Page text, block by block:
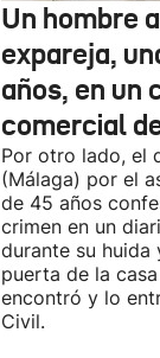
Un hombre
expareja,
años, en un
comercial
Por otro lado, el
(Málaga) por el
de 45 años
crimen en un
durante su huida
puerta de la
encontró y lo
Civil.